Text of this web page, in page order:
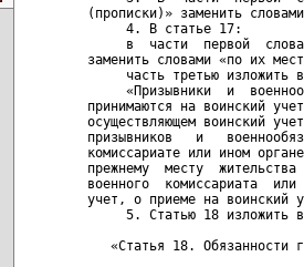
(прописки)» заменить
     4. В статье 17:
в  части  первой
заменить словами «по их
часть третью изложить
«Призывники  и
принимаются на воинский
осуществляющем воинский
призывников   и
комиссариате или ином
прежнему  месту
военного  комиссариата
учет, о приеме на воинский
5. Статью 18 изложить
«Статья 18. Обязанности